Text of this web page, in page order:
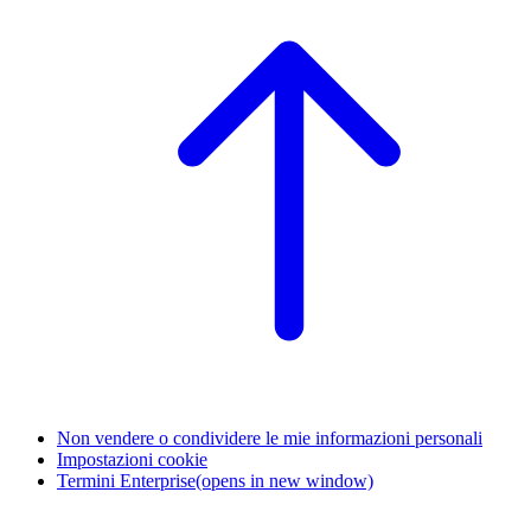
Non vendere o condividere le mie informazioni personali
Impostazioni cookie
Termini Enterprise(opens in new window)